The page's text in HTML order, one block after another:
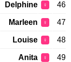
46
♀
Delphine
47
♀
Marleen
48
♀
Louise
49
♀
Anita